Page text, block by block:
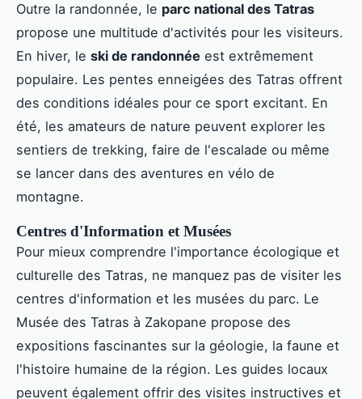
Outre la randonnée, le parc national des Tatras
propose une multitude d'activités pour les visiteurs.
En hiver, le ski de randonnée est extrêmement
populaire. Les pentes enneigées des Tatras offrent
des conditions idéales pour ce sport excitant. En
été, les amateurs de nature peuvent explorer les
sentiers de trekking, faire de l'escalade ou même
se lancer dans des aventures en vélo de
montagne.
Centres d'Information et Musées
Pour mieux comprendre l'importance écologique et
culturelle des Tatras, ne manquez pas de visiter les
centres d'information et les musées du parc. Le
Musée des Tatras à Zakopane propose des
expositions fascinantes sur la géologie, la faune et
l'histoire humaine de la région. Les guides locaux
peuvent également offrir des visites instructives et